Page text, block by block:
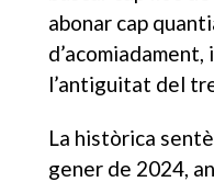
abonar cap
l’antiguitat del
La històrica
gener de 2024,